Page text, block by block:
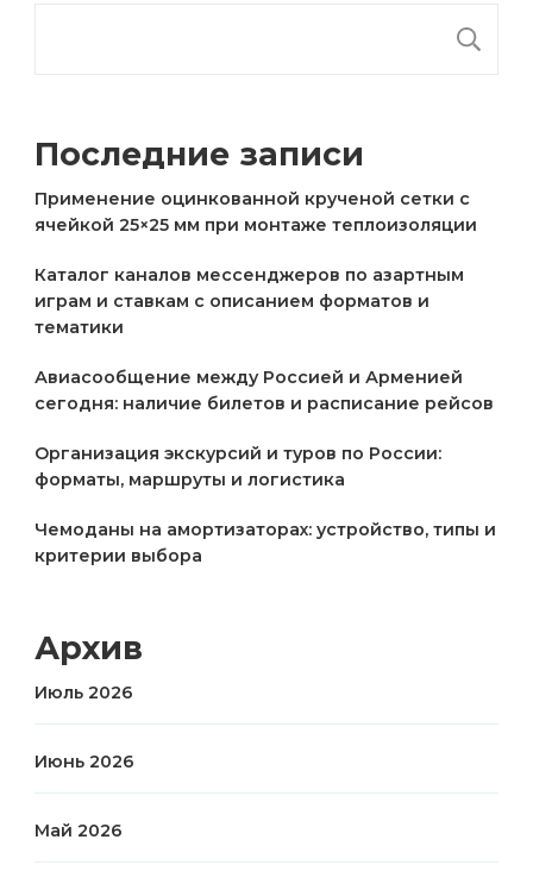
Последние записи
Применение оцинкованной крученой сетки с
ячейкой 25×25 мм при монтаже теплоизоляции
Каталог каналов мессенджеров по азартным
играм и ставкам с описанием форматов и
тематики
Авиасообщение между Россией и Арменией
сегодня: наличие билетов и расписание рейсов
Организация экскурсий и туров по России:
форматы, маршруты и логистика
Чемоданы на амортизаторах: устройство, типы и
критерии выбора
Архив
Июль 2026
Июнь 2026
Май 2026